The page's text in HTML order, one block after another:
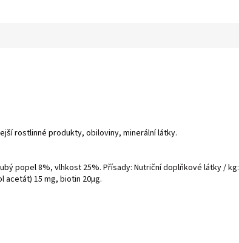
rostlinné produkty, obiloviny, minerální látky.
popel 8%, vlhkost 25%. Přísady: Nutriční doplňkové látky / kg:
acetát) 15 mg, biotin 20µg.